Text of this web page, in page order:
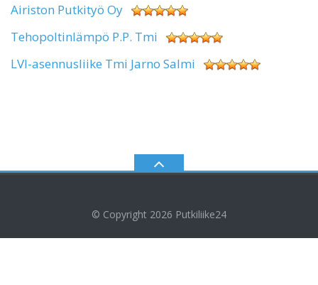
Airiston Putkityö Oy
Tehopoltinlämpö P.P. Tmi
LVI-asennusliike Tmi Jarno Salmi
© Copyright 2026 Putkiliike24